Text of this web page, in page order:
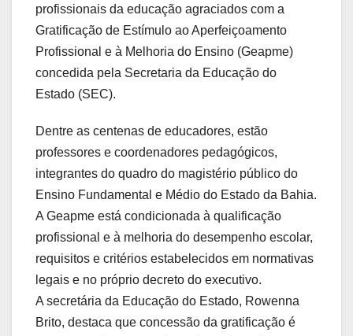
profissionais da educação agraciados com a
Gratificação de Estímulo ao Aperfeiçoamento
Profissional e à Melhoria do Ensino (Geapme)
concedida pela Secretaria da Educação do
Estado (SEC).
Dentre as centenas de educadores, estão
professores e coordenadores pedagógicos,
integrantes do quadro do magistério público do
Ensino Fundamental e Médio do Estado da Bahia.
A Geapme está condicionada à qualificação
profissional e à melhoria do desempenho escolar,
requisitos e critérios estabelecidos em normativas
legais e no próprio decreto do executivo.
A secretária da Educação do Estado, Rowenna
Brito, destaca que concessão da gratificação é